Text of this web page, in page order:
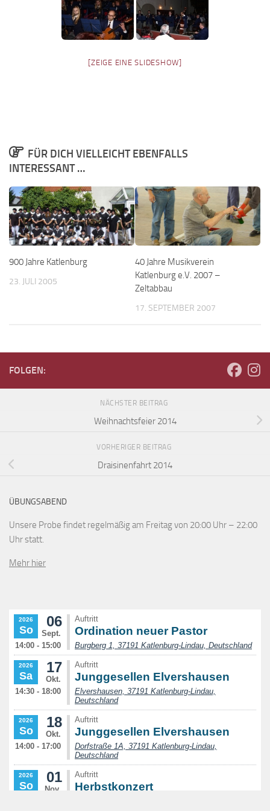
[ZEIGE EINE SLIDESHOW]
FÜR DICH VIELLEICHT EBENFALLS
INTERESSANT …
900 Jahre Katlenburg
23. JULI 2005
40 Jahre Musikverein
Katlenburg e.V. 2007 –
Zeltabbau
17. SEPTEMBER 2007
FOLGEN:
NÄCHSTER BEITRAG
Weihnachtsfeier 2014
VORHERIGER BEITRAG
Draisinenfahrt 2014
ÜBUNGSABEND
Unsere Probe findet regelmäßig am Freitag von 20:00 Uhr – 22:00
Uhr statt.
Mehr hier